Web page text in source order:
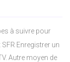
à suivre pour
Enregistrer un
Autre moyen de